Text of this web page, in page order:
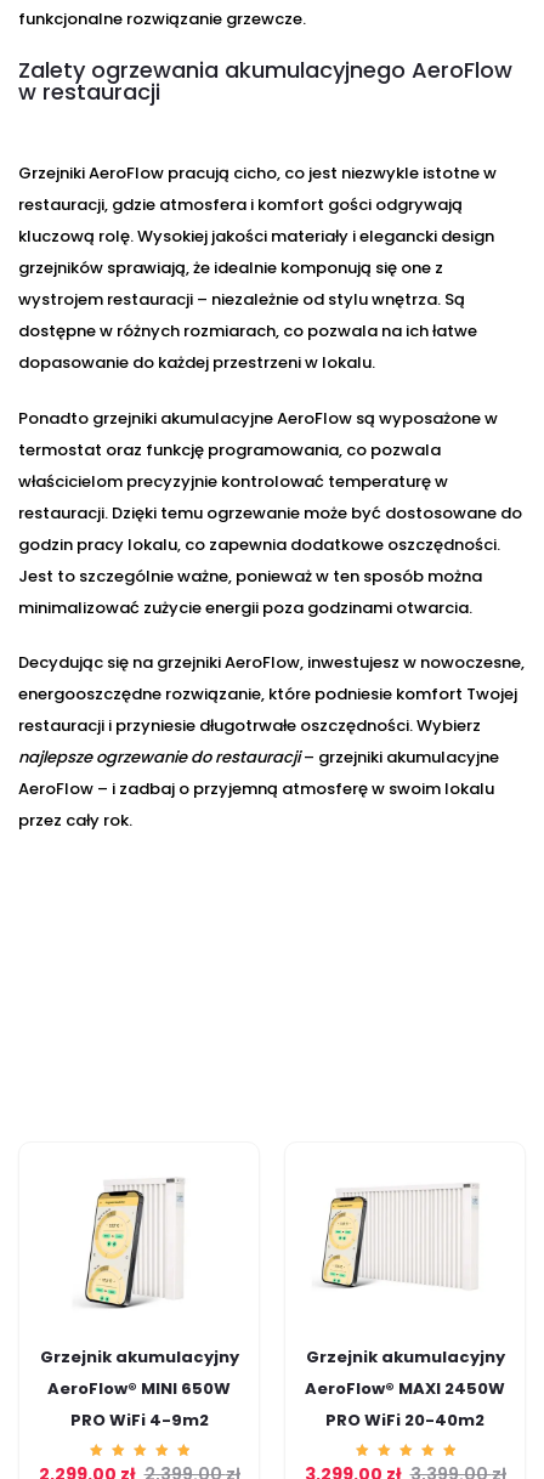
funkcjonalne rozwiązanie grzewcze.
Zalety ogrzewania akumulacyjnego AeroFlow
w restauracji
Grzejniki AeroFlow pracują cicho, co jest niezwykle istotne w
restauracji, gdzie atmosfera i komfort gości odgrywają
kluczową rolę. Wysokiej jakości materiały i elegancki design
grzejników sprawiają, że idealnie komponują się one z
wystrojem restauracji – niezależnie od stylu wnętrza. Są
dostępne w różnych rozmiarach, co pozwala na ich łatwe
dopasowanie do każdej przestrzeni w lokalu.
Ponadto grzejniki akumulacyjne AeroFlow są wyposażone w
termostat oraz funkcję programowania, co pozwala
właścicielom precyzyjnie kontrolować temperaturę w
restauracji. Dzięki temu ogrzewanie może być dostosowane do
godzin pracy lokalu, co zapewnia dodatkowe oszczędności.
Jest to szczególnie ważne, ponieważ w ten sposób można
minimalizować zużycie energii poza godzinami otwarcia.
Decydując się na grzejniki AeroFlow, inwestujesz w nowoczesne,
energooszczędne rozwiązanie, które podniesie komfort Twojej
restauracji i przyniesie długotrwałe oszczędności. Wybierz
najlepsze ogrzewanie do restauracji– grzejniki akumulacyjne
AeroFlow – i zadbaj o przyjemną atmosferę w swoim lokalu
przez cały rok.
Grzejnik akumulacyjny
AeroFlow® MINI 650W
PRO WiFi 4-9m2
Ocenion
Grzejnik akumulacyjny
AeroFlow® MAXI 2450W
PRO WiFi 20-40m2
Ocenion